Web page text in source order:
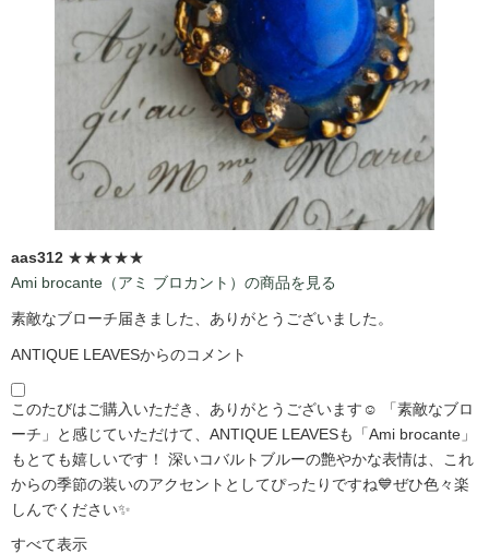
aas312 ★★★★★
Ami brocante（アミ ブロカント）の商品を見る
素敵なブローチ届きました、ありがとうございました。
ANTIQUE LEAVESからのコメント
このたびはご購入いただき、ありがとうございます☺️ 「素敵なブロ
ーチ」と感じていただけて、ANTIQUE LEAVESも「Ami brocante」
もとても嬉しいです！ 深いコバルトブルーの艶やかな表情は、これ
からの季節の装いのアクセントとしてぴったりですね💙ぜひ色々楽
しんでください✨
すべて表示